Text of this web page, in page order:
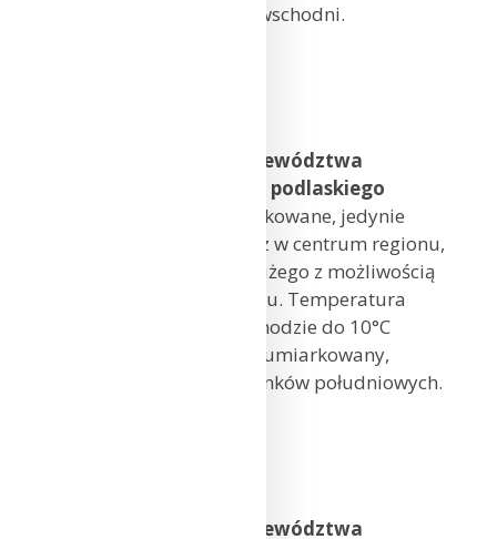
skręcający na południowo-wschodni.
Prognoza pogody dla województwa
warmińsko-mazurskiego i podlaskiego
Zachmurzenie małe i umiarkowane, jedynie
początkowo na północy oraz w centrum regionu,
okresami wzrastające do dużego z możliwością
wystąpienia opadów deszczu. Temperatura
maksymalna od 8°C na zachodzie do 10°C
na wschodzie. Wiatr słaby i umiarkowany,
okresami porywisty, z kierunków południowych.
Prognoza pogody dla województwa